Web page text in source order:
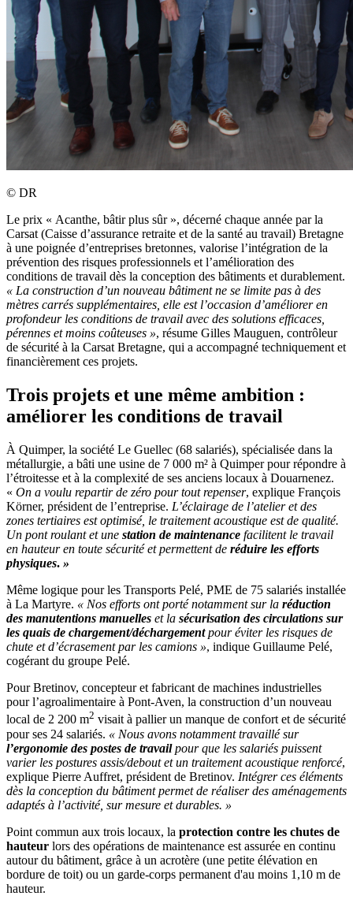
© DR
Le prix « Acanthe, bâtir plus sûr », décerné chaque année par la
Carsat (Caisse d’assurance retraite et de la santé au travail) Bretagne
à une poignée d’entreprises bretonnes, valorise l’intégration de la
prévention des risques professionnels et l’amélioration des
conditions de travail dès la conception des bâtiments et durablement.
« La construction d’un nouveau bâtiment ne se limite pas à des
mètres carrés supplémentaires, elle est l’occasion d’améliorer en
profondeur les conditions de travail avec des solutions efficaces,
pérennes et moins coûteuses », résume Gilles Mauguen, contrôleur
de sécurité à la Carsat Bretagne, qui a accompagné techniquement et
financièrement ces projets.
Trois projets et une même ambition :
améliorer les conditions de travail
À Quimper, la société Le Guellec (68 salariés), spécialisée dans la
métallurgie, a bâti une usine de 7 000 m² à Quimper pour répondre à
l’étroitesse et à la complexité de ses anciens locaux à Douarnenez.
« On a voulu repartir de zéro pour tout repenser, explique François
Körner, président de l’entreprise. L’éclairage de l’atelier et des
zones tertiaires est optimisé, le traitement acoustique est de qualité.
Un pont roulant et une station de maintenance facilitent le travail
en hauteur en toute sécurité et permettent de réduire les efforts
physiques. »
Même logique pour les Transports Pelé, PME de 75 salariés installée
à La Martyre. « Nos efforts ont porté notamment sur la réduction
des manutentions manuelles et la sécurisation des circulations sur
les quais de chargement/déchargementpour éviter les risques de
chute et d’écrasement par les camions », indique Guillaume Pelé,
cogérant du groupe Pelé.
Pour Bretinov, concepteur et fabricant de machines industrielles
pour l’agroalimentaire à Pont-Aven, la construction d’un nouveau
local de 2 200 m2 visait à pallier un manque de confort et de sécurité
pour ses 24 salariés. « Nous avons notamment travaillé sur
l’ergonomie des postes de travailpour que les salariés puissent
varier les postures assis/debout et un traitement acoustique renforcé,
explique Pierre Auffret, président de Bretinov. Intégrer ces éléments
dès la conception du bâtiment permet de réaliser des aménagements
adaptés à l’activité, sur mesure et durables. »
Point commun aux trois locaux, la protection contre les chutes de
hauteur lors des opérations de maintenance est assurée en continu
autour du bâtiment, grâce à un acrotère (une petite élévation en
bordure de toit) ou un garde-corps permanent d'au moins 1,10 m de
hauteur.